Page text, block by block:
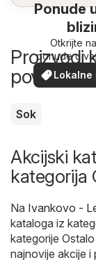
Ponude
Otkrijte
ponude u
Lokalne
Proizvodi
povoljnije
Sok
Akcijski
kategorija
Na Ivankovo -
kataloga iz
kategorije
najnovije akcije